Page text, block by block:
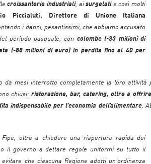
croissanterie industriali, aisurgelatie così molti
Piccialuti, Direttore di Unione Italiana
i danni, pesantissimi, che abbiamo accusato
periodo pasquale, con colombe (-33 milioni di
(-88 milioni di euro) in perdita fino al 40 per
da mesi interrotto completamente la loro attività
chiusi:ristorazione, bar, catering, oltre a
indispensabile per l’economia dell’alimentare.
Fipe, oltre a chiedere una riapertura rapida dei
il governo a dettare regole uniformi su tutto il
che ciascuna Regione adotti un’ordinanza